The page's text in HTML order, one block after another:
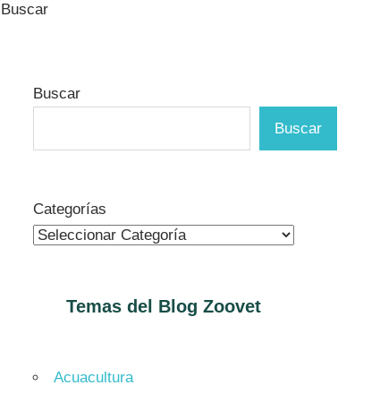
Buscar
Buscar
Buscar
Categorías
Temas del Blog Zoovet
Acuacultura